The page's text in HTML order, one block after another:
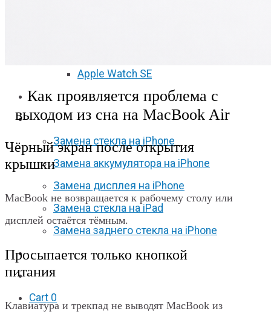
Apple Watch SE
Отзывы
Акции
Замена стекла на iPhone
Замена аккумулятора на iPhone
Замена дисплея на iPhone
Замена стекла на iPad
Замена заднего стекла на iPhone
Вакансии
F.A.Q
Cart 0
Как проявляется проблема с
выходом из сна на MacBook Air
Чёрный экран после открытия
крышки
MacBook не возвращается к рабочему столу или
дисплей остаётся тёмным.
Просыпается только кнопкой
питания
Клавиатура и трекпад не выводят MacBook из